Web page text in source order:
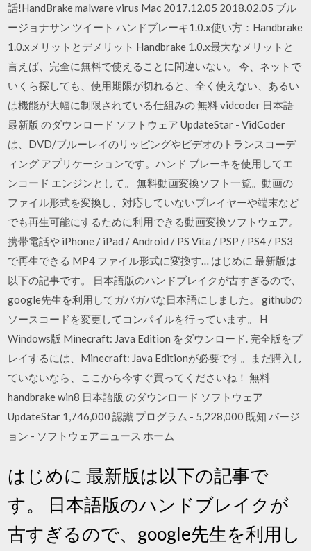
話!HandBrake malware virus Mac 2017.12.05 2018.02.05 ブル
ージョナサン ツイート ハンドブレーキ1.0.x使い方：Handbrake
1.0.xメリットとデメリット Handbrake 1.0.x最大なメリットと
言えば、完全に無料で使えることに間違いない。 今、ネットで
いくら探しても、使用期限が切れると、全く使えない、あるい
は機能が大幅に制限されている仕組みの 無料 vidcoder 日本語
最新版 のダウンロード ソフトウェア UpdateStar - VidCoder
は、DVD/ブルーレイのリッピングやビデオのトランスコーデ
ィング アプリケーションです。ハンド ブレーキを使用してエ
ンコード エンジンとして。 無料動画変換ソフト一覧。動画の
ファイル形式を変換し、対応していないプレイヤーや端末など
でも再生可能にするために利用できる動画変換ソフトウェア。
携帯電話や iPhone / iPad / Android / PS Vita / PSP / PS4 / PS3
で再生できる MP4 ファイル形式に変換す… はじめに 最新版は
以下の記事です。 日本語版のハンドブレイクが古すぎるので、
google先生を利用してガバガバな日本語にしました。 githubの
ソースコードを変更してコンパイルを行っています。 H
Windows版 Minecraft: Java Edition をダウンロード. 完全版をプ
レイするには、Minecraft: Java Editionが必要です。まだ購入し
ていないなら、ここから今すぐ買ってくださいね！ 無料
handbrake win8 日本語版 のダウンロード ソフトウェア
UpdateStar 1,746,000 認識 プログラム - 5,228,000 既知 バージ
ョン - ソフトウェアニュース ホーム
はじめに 最新版は以下の記事で
す。 日本語版のハンドブレイクが
古すぎるので、google先生を利用し